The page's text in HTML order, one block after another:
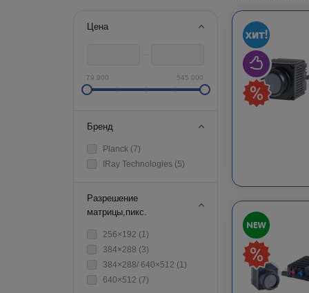
Цена
79 900 545 000
Бренд
Planck (7)
IRay Technologies (5)
Разрешение
матрицы,пикс.
256×192 (1)
384×288 (3)
384×288/ 640×512 (1)
640×512 (7)